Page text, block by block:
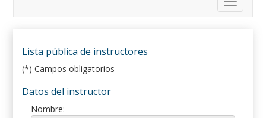
Lista pública de instructores
(*) Campos obligatorios
Datos del instructor
Nombre: